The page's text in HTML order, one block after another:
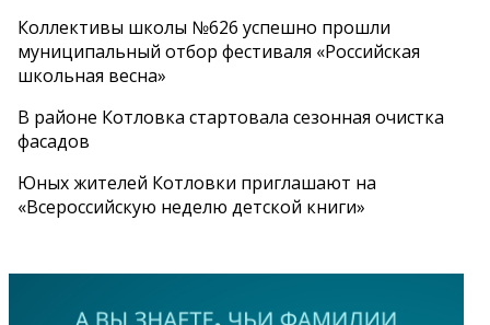
Коллективы школы №626 успешно прошли
муниципальный отбор фестиваля «Российская
школьная весна»
В районе Котловка стартовала сезонная очистка
фасадов
Юных жителей Котловки приглашают на
«Всероссийскую неделю детской книги»